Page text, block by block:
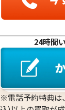
24時間
※電話予約特典は